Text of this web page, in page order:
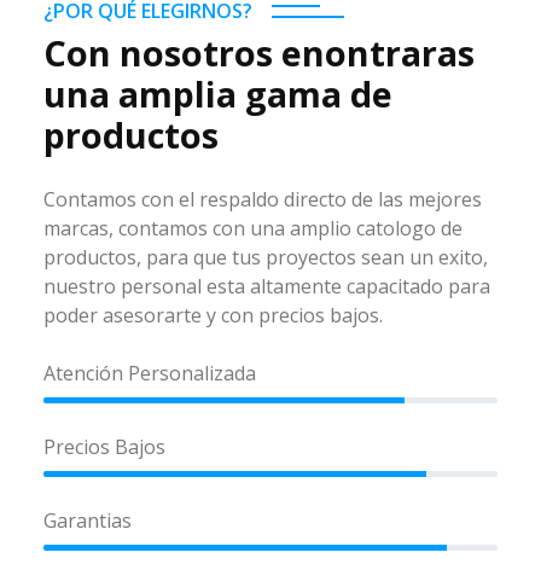
¿POR QUÉ ELEGIRNOS?
Con nosotros enontraras
una amplia gama de
productos
Contamos con el respaldo directo de las mejores
marcas, contamos con una amplio catologo de
productos, para que tus proyectos sean un exito,
nuestro personal esta altamente capacitado para
poder asesorarte y con precios bajos.
Atención Personalizada
Precios Bajos
Garantias